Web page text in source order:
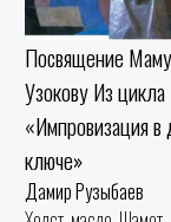
Посвящение
Узокову Из цикла
«Импровизация
ключе»
Дамир Рузыбаев